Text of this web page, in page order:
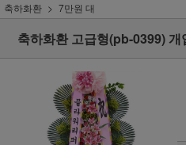
축하화환 7만원 대
축하화환 고급형(pb-0399)